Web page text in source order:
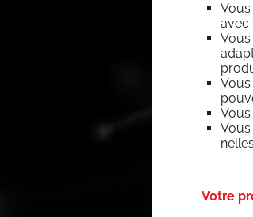
avec
Vous
Votre